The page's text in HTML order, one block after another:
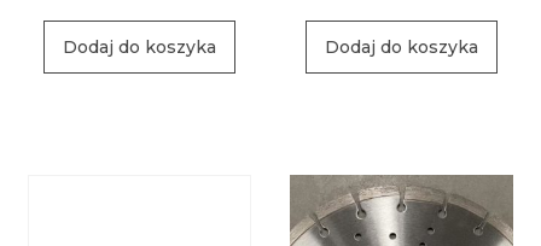
Dodaj do koszyka Dodaj do koszyka